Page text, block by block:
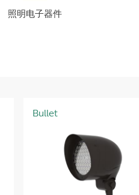
照明电子器件
Bullet